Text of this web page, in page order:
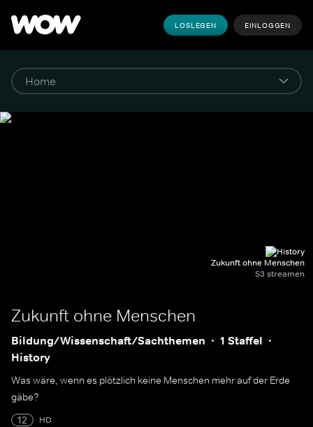
LOSLEGEN EINLOGGEN
Zukunft ohne Menschen
S3 streamen
Zukunft ohne Menschen
Bildung/Wissenschaft/Sachthemen
1 Staffel
History
Was wäre, wenn es plötzlich keine Menschen mehr auf der Erde
gäbe?
12
HD